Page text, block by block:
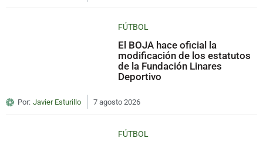
FÚTBOL
El BOJA hace oficial la
modificación de los estatutos
de la Fundación Linares
Deportivo
Por: Javier Esturillo 7 agosto 2026
FÚTBOL